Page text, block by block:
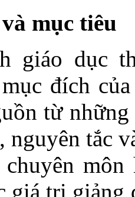
mục tiêu
giáo dục
đích
từ
nguyên tắc
giá trị